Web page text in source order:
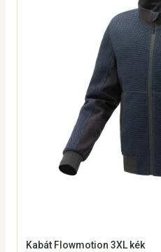
Kabát Flowmotion 3XL kék